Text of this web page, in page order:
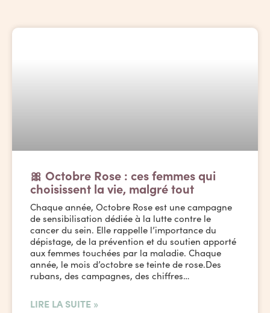
🎀 Octobre Rose : ces femmes qui
choisissent la vie, malgré tout
Chaque année, Octobre Rose est une campagne
de sensibilisation dédiée à la lutte contre le
cancer du sein. Elle rappelle l’importance du
dépistage, de la prévention et du soutien apporté
aux femmes touchées par la maladie. Chaque
année, le mois d’octobre se teinte de rose.Des
rubans, des campagnes, des chiffres…
LIRE LA SUITE »